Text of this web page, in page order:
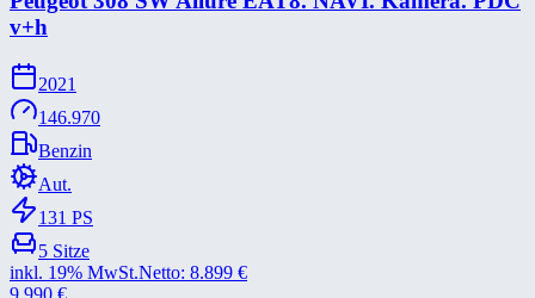
v+​h
2021
146.970
Benzin
Aut.
131 PS
5 Sitze
inkl. 19% MwSt.Netto: 8.899 €